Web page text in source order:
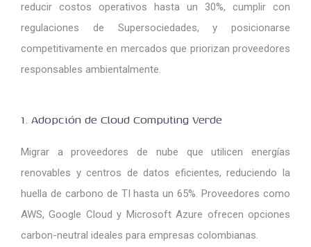
reducir costos operativos hasta un 30%, cumplir con
regulaciones de Supersociedades, y posicionarse
competitivamente en mercados que priorizan proveedores
responsables ambientalmente.
1. Adopción de Cloud Computing Verde
Migrar a proveedores de nube que utilicen energías
renovables y centros de datos eficientes, reduciendo la
huella de carbono de TI hasta un 65%. Proveedores como
AWS, Google Cloud y Microsoft Azure ofrecen opciones
carbon-neutral ideales para empresas colombianas.